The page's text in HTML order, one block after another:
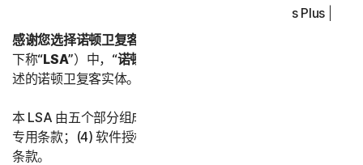
Norton Antivirus Plus |
感谢您选择诺顿卫复客。
下称“LSA”）中，“诺顿卫复客
述的诺顿卫复客实体。
本 LSA 由五个部分组成：(1) 引言；(2) 一般条款；(3) 服务
专用条款；(4) 软件授权许可条款；以及 (5) 国家/地区专用
条款。